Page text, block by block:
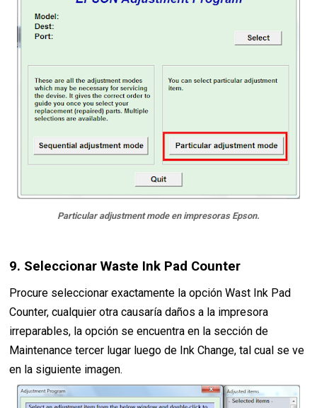
Particular adjustment mode en impresoras Epson.
9. Seleccionar Waste Ink Pad Counter
Procure seleccionar exactamente la opción Wast Ink Pad
Counter, cualquier otra causaría daños a la impresora
irreparables, la opción se encuentra en la sección de
Maintenance tercer lugar luego de Ink Change, tal cual se ve
en la siguiente imagen.